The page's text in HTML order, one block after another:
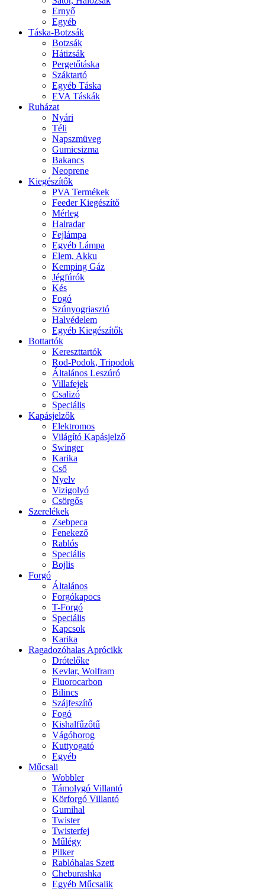
Ernyő
Egyéb
Táska-Botzsák
Botzsák
Hátizsák
Pergetőtáska
Száktartó
Egyéb Táska
EVA Táskák
Ruházat
Nyári
Téli
Napszmüveg
Gumicsizma
Bakancs
Neoprene
Kiegészítők
PVA Termékek
Feeder Kiegészítő
Mérleg
Halradar
Fejlámpa
Egyéb Lámpa
Elem, Akku
Kemping Gáz
Jégfúrók
Kés
Fogó
Szúnyogriasztó
Halvédelem
Egyéb Kiegészítők
Bottartók
Kereszttartók
Rod-Podok, Tripodok
Általános Leszúró
Villafejek
Csalizó
Speciális
Kapásjelzők
Elektromos
Világító Kapásjelző
Swinger
Karika
Cső
Nyelv
Vizigolyó
Csörgős
Szerelékek
Zsebpeca
Fenekező
Rablós
Speciális
Bojlis
Forgó
Általános
Forgókapocs
T-Forgó
Speciális
Kapcsok
Karika
Ragadozóhalas Aprócikk
Drótelőke
Kevlar, Wolfram
Fluorocarbon
Bilincs
Szájfeszítő
Fogó
Kishalfűzőtű
Vágóhorog
Kuttyogató
Egyéb
Műcsali
Wobbler
Támolygó Villantó
Körforgó Villantó
Gumihal
Twister
Twisterfej
Műlégy
Pilker
Rablóhalas Szett
Cheburashka
Egyéb Műcsalik